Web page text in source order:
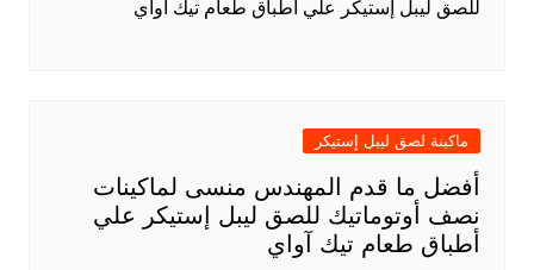
للصق ليبل إستيكر علي أطباق طعام تيك آواي
ماكينة لصق ليبل إستيكر
أفضل ما قدم المهندس منسى لماكينات
نصف أوتوماتيك للصق ليبل إستيكر علي
أطباق طعام تيك آواي